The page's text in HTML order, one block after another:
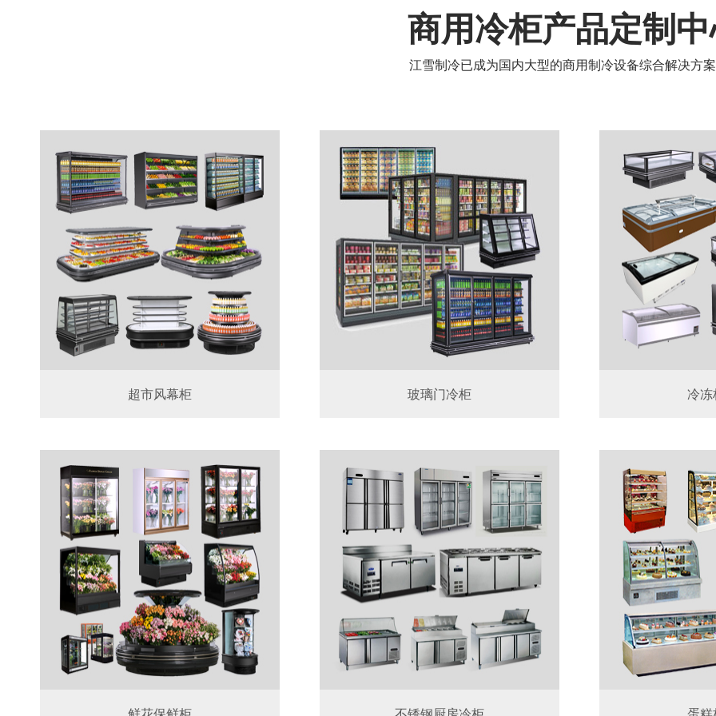
商用冷柜产品定制
江雪制冷已成为国内大型的商用制冷设备综合解决方
超市风幕柜 玻璃门冷柜 冷